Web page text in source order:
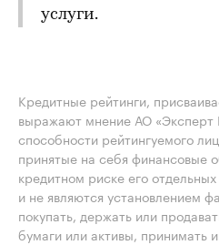
услуги.
Кредитные рейтинги,
выражают мнение АО «Эксперт
способности рейтингуемого
принятые на себя финансовые
кредитном риске его
и не являются установлением
покупать, держать или
бумаги или активы, принимать